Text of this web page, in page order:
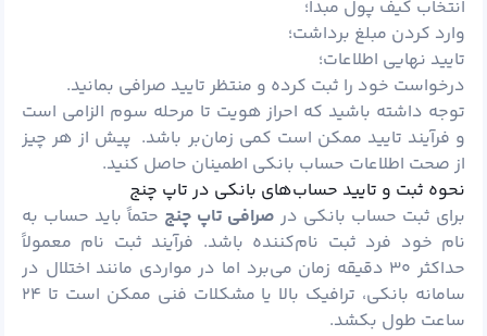
انتخاب کیف پول مبدا؛
وارد کردن مبلغ برداشت؛
تایید نهایی اطلاعات؛
درخواست خود را ثبت کرده و منتظر تایید صرافی بمانید.
توجه داشته باشید که احراز هویت تا مرحله سوم الزامی است
و فرآیند تایید ممکن است کمی زمان‌بر باشد. پیش از هر چیز
از صحت اطلاعات حساب بانکی اطمینان حاصل کنید.
نحوه ثبت و تایید حساب‌های بانکی در تاپ چنج
برای ثبت حساب بانکی در صرافی تاپ چنج حتماً باید حساب به
نام خود فرد ثبت ‌نام‌کننده باشد. فرآیند ثبت ‌نام معمولاً
حداکثر ۳۰ دقیقه زمان می‌برد اما در مواردی مانند اختلال در
سامانه بانکی، ترافیک بالا یا مشکلات فنی ممکن است تا ۲۴
ساعت طول بکشد.